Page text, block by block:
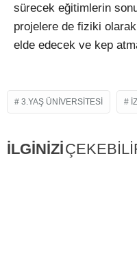
sürecek eğitimlerin
projelere de fiziki
elde edecek ve kep
3.YAŞ ÜNIVERSITESI
İLGİNİZİ